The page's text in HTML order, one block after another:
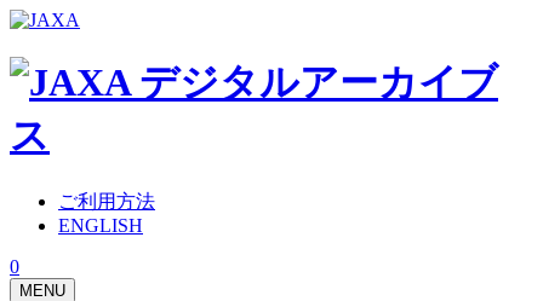
ご利用方法
ENGLISH
0
MENU